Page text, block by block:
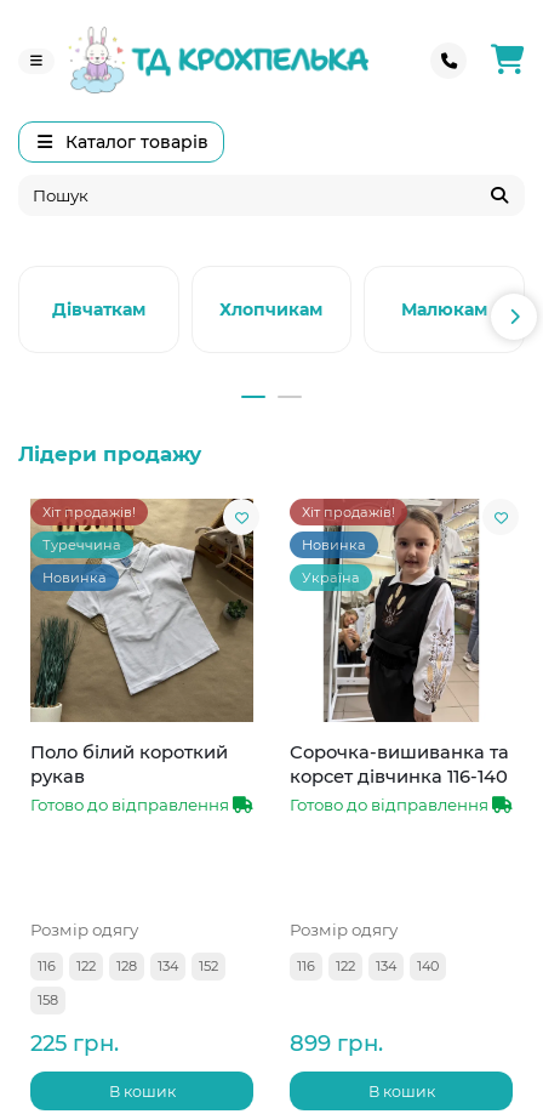
Каталог товарів
Дівчаткам Хлопчикам Малюкам
Лідери продажу
Хіт продажів!
Туреччина
Новинка
Поло білий короткий
рукав
Готово до відправлення
Розмір одягу
116 122 128 134
152
158
225 грн.
В кошик
Хіт продажів!
Новинка
Україна
Сорочка-вишиванка та
корсет дівчинка 116-140
Готово до відправлення
Розмір одягу
116 122 134 140
899 грн.
В кошик